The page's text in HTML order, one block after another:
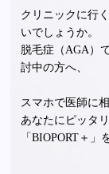
クリニックに行
いでしょうか。
脱毛症（AGA）
討中の方へ、
スマホで医師に
あなたにピッタ
「BIOPORT＋」